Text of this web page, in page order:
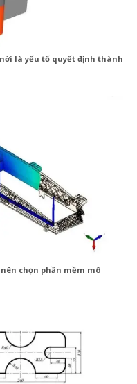
là yếu tố quyết định thành
chọn phần mềm mô